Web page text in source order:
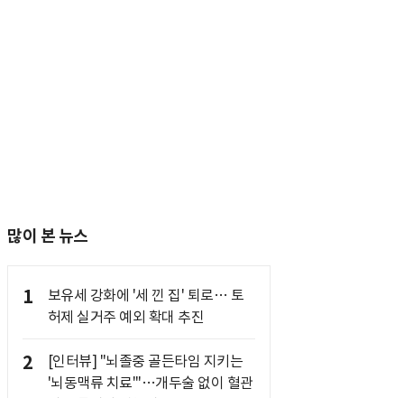
많이 본 뉴스
1
보유세 강화에 '세 낀 집' 퇴로… 토
허제 실거주 예외 확대 추진
2
[인터뷰] "뇌졸중 골든타임 지키는
'뇌동맥류 치료'"…개두술 없이 혈관